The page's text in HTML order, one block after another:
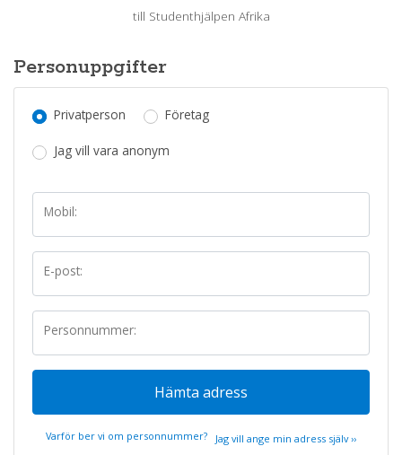
till Studenthjälpen Afrika
Personuppgifter
Privatperson Företag
Jag vill vara anonym
Mobil:
E-post:
Personnummer:
Hämta adress
Varför ber vi om personnummer? Jag vill ange min adress själv ››